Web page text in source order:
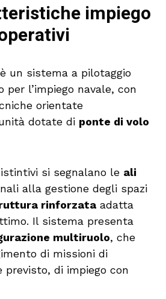
impiego
è un sistema a pilotaggio
l’impiego navale, con
orientate
dotate di ponte di volo
si segnalano le ali
alla gestione degli spazi
rinforzata adatta
Il sistema presenta
multiruolo, che
di missioni di
previsto, di impiego con